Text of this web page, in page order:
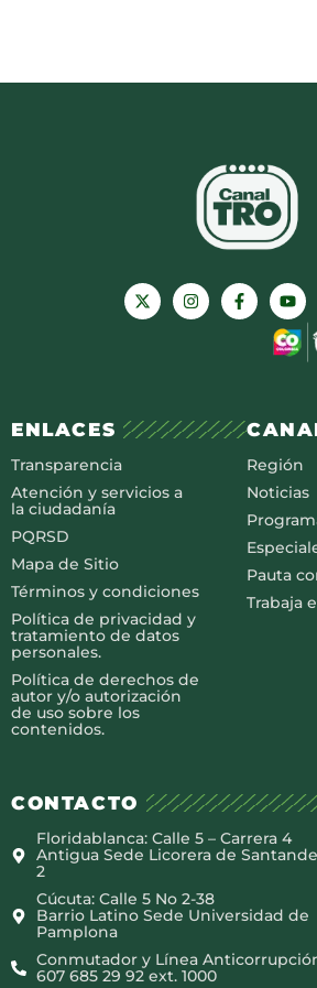
ENLACES
Transparencia
Atención y servicios a
la ciudadanía
PQRSD
Mapa de Sitio
Términos y condiciones
Política de privacidad y
tratamiento de datos
personales.
Política de derechos de
autor y/o autorización
de uso sobre los
contenidos.
Región
Noticias
Pauta
Trabaja
CONTACTO
Floridablanca: Calle 5 – Carrera 4
Antigua Sede Licorera de
2
Cúcuta: Calle 5 No 2-38
Barrio Latino Sede Universidad de
Pamplona
Conmutador y Línea
607 685 29 92 ext. 1000